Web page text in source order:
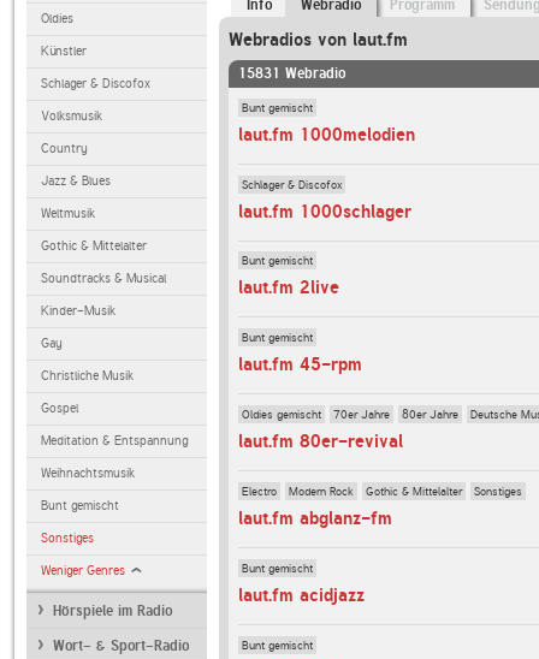
Oldies
Künstler
Schlager & Discofox
Volksmusik
Country
Jazz & Blues
Weltmusik
Gothic & Mittelalter
Soundtracks & Musical
Kinder-Musik
Gay
Christliche Musik
Gospel
Meditation & Entspannung
Weihnachtsmusik
Bunt gemischt
Sonstiges
Weniger Genres
Hörspiele im Radio
Wort- & Sport-Radio
Info Webradio Programm
Webradios von laut.fm
15831 Webradio
Bunt gemischt
laut.fm 1000melodien
Schlager & Discofox
laut.fm 1000schlager
Bunt gemischt
laut.fm 2live
Bunt gemischt
laut.fm 45-rpm
Oldies gemischt 70er Jahre 80er Jahre Deutsche
laut.fm 80er-revival
Electro Modern Rock Gothic & Mittelalter Sonstiges
laut.fm abglanz-fm
Bunt gemischt
laut.fm acidjazz
Bunt gemischt